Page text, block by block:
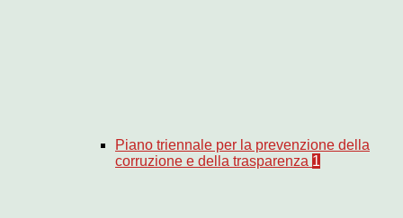
Piano triennale per la prevenzione della
corruzione e della trasparenza 1